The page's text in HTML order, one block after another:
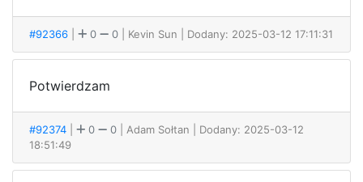
#92366 0 0 | Kevin Sun | Dodany: 2025-03-12 17:11:31
Potwierdzam
#92374 0 0 | Adam Sołtan
| Dodany: 2025-03-12
18:51:49